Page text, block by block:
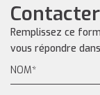
Remplissez ce
vous répondre